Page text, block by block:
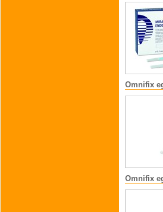
Omnifix
Omnifix